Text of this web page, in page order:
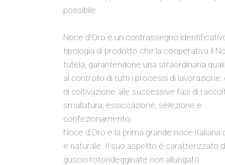
possibile.
Noce d’Oro è un contrassegno
tipologia di prodotto che la cooperativa il
tutela, garantendone una straordinaria
al controllo di tutti i processi di lavorazione:
di coltivazione alle successive fasi di
smallatura, essiccazione, selezione e
confezionamento.
Noce d’Oro è la prima grande noce
e naturale. Il suo aspetto è caratterizzato
guscio rotondegginate non allungato.